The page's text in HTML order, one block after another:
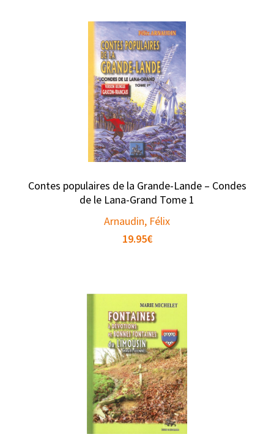
Contes populaires de la Grande-Lande – Condes
de le Lana-Grand Tome 1
Arnaudin, Félix
19.95€